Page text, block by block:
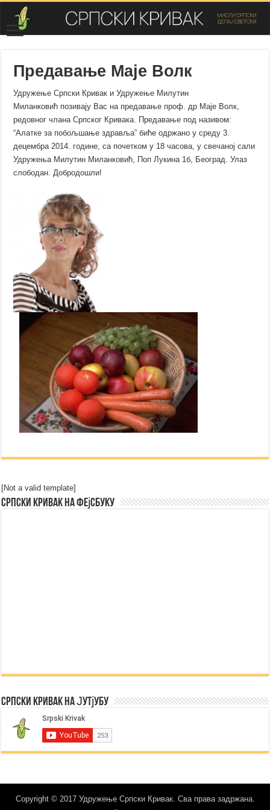
Предавање Маје Волк
Удружење Српски Кривак и Удружење Милутин
Миланковић позивају Вас на предавање проф. др Маје Волк,
редовног члана Српског Кривака. Предавање под називом:
“Алатке за побољшање здравља” биће одржано у среду 3.
децембра 2014. године, са почетком у 18 часова, у свечаној сали
Удружења Милутин Миланковић, Поп Лукина 1б, Београд. Улаз
слободан. Добродошли!
[Not a valid template]
Српски Кривак на Фејсбуку
Српски Кривак на Јутјубу
Copyright © 2017 Удружење Српски Кривак. Сва права задржана.